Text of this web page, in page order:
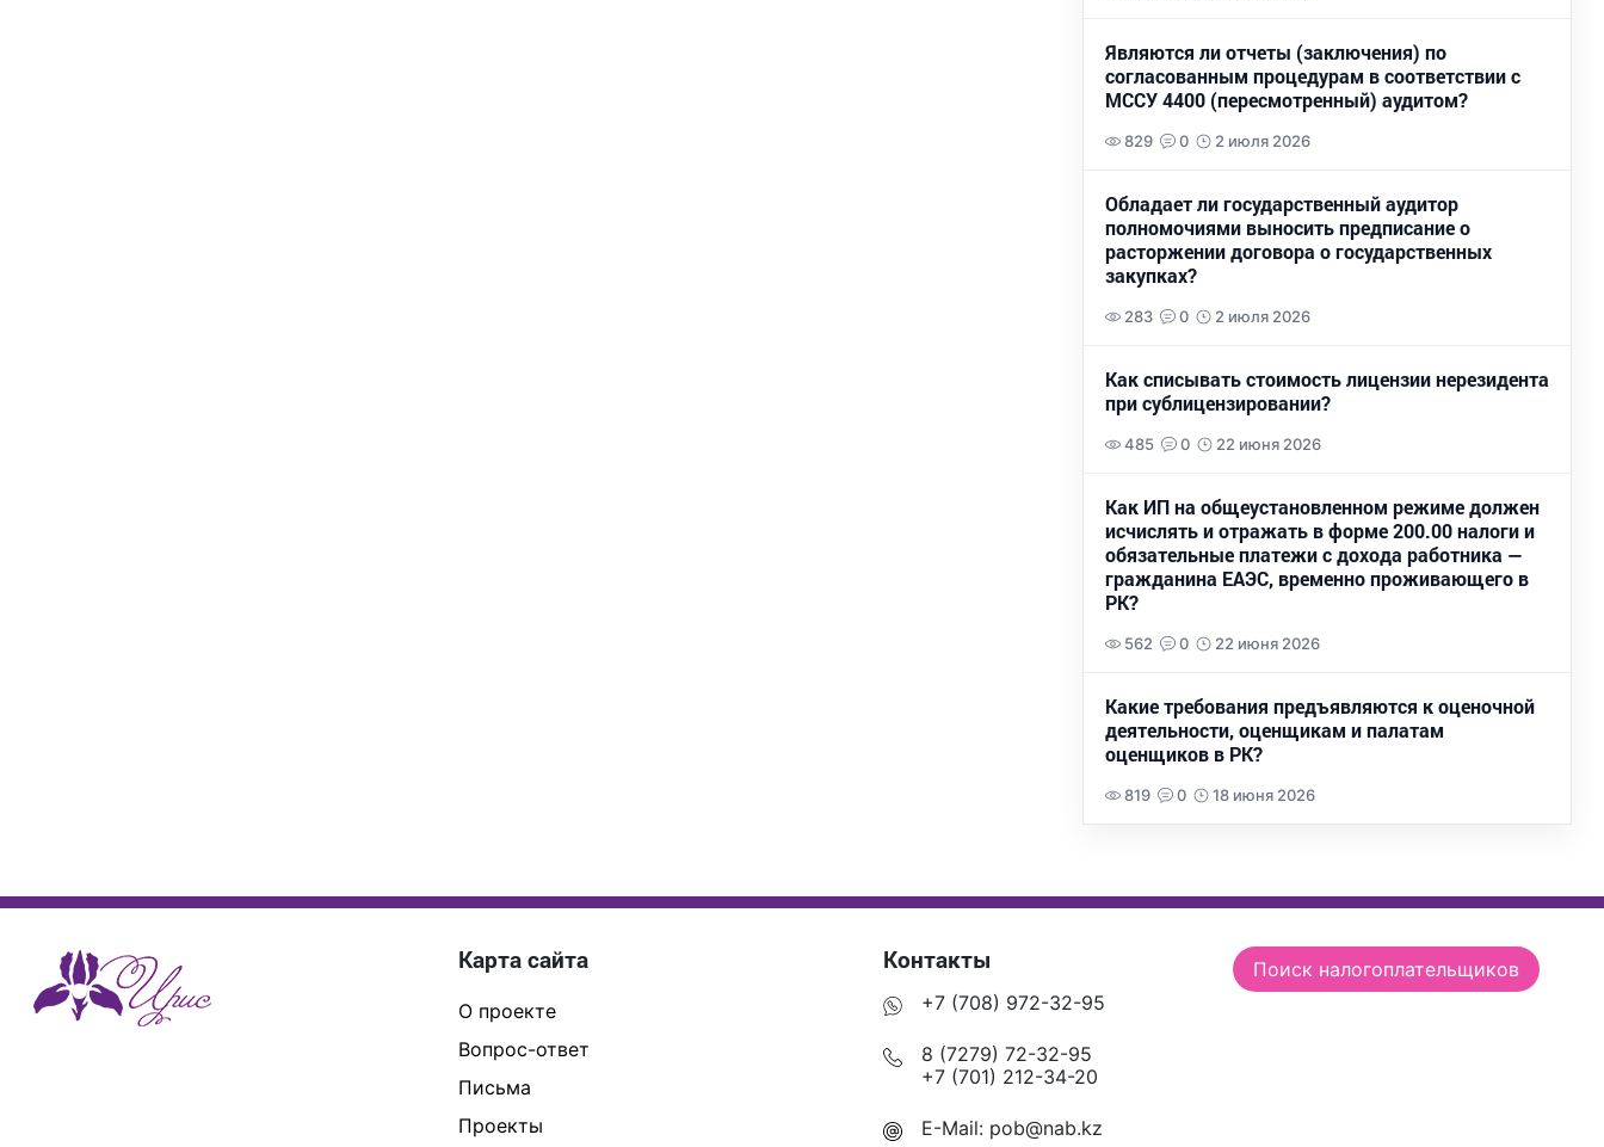
Являются ли отчеты (заключения) по
согласованным процедурам в соответствии с
МССУ 4400 (пересмотренный) аудитом?
829 0 2 июля 2026
Обладает ли государственный аудитор
полномочиями выносить предписание о
расторжении договора о государственных
закупках?
283 0 2 июля 2026
Как списывать стоимость лицензии нерезидента
при сублицензировании?
485 0 22 июня 2026
Как ИП на общеустановленном режиме должен
исчислять и отражать в форме 200.00 налоги и
обязательные платежи с дохода работника —
гражданина ЕАЭС, временно проживающего в
РК?
562 0 22 июня 2026
Какие требования предъявляются к оценочной
деятельности, оценщикам и палатам
оценщиков в РК?
819 0 18 июня 2026
Карта сайта
О проекте
Вопрос-ответ
Письма
Проекты
Контакты
+7 (708) 972-32-95
8 (7279) 72-32-95
+7 (701) 212-34-20
E-Mail: pob@nab.kz
Поиск налогоплательщиков